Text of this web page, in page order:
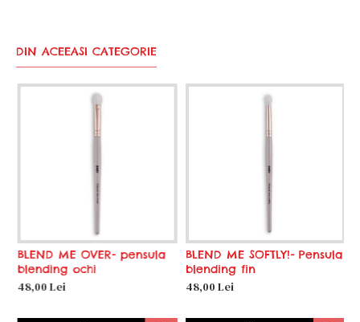
DIN ACEEASI CATEGORIE
BLEND ME OVER- pensula
blending ochi
48,00 Lei
BLEND ME SOFTLY!- Pensula
blending fin
48,00 Lei